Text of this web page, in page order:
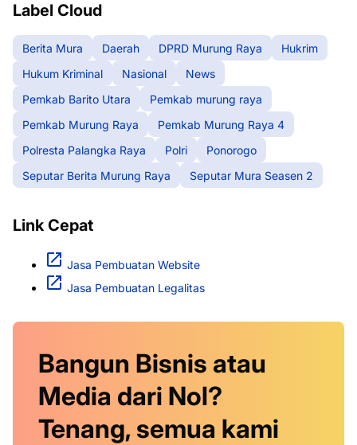
Label Cloud
Berita Mura Daerah DPRD Murung Raya
Hukrim
Hukum Kriminal
Nasional
News
Pemkab Barito Utara
Pemkab murung raya
Pemkab Murung Raya
Pemkab Murung Raya 4
Polresta Palangka Raya
Polri
Ponorogo
Seputar Berita Murung Raya
Seputar Mura Seasen 2
Link Cepat
Jasa Pembuatan Website
Jasa Pembuatan Legalitas
Bangun Bisnis atau
Media dari Nol?
Tenang, semua kami